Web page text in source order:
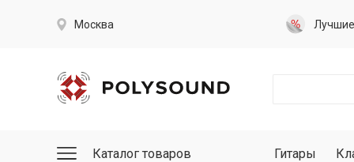
Москва Лучшие
Каталог товаров Гитары